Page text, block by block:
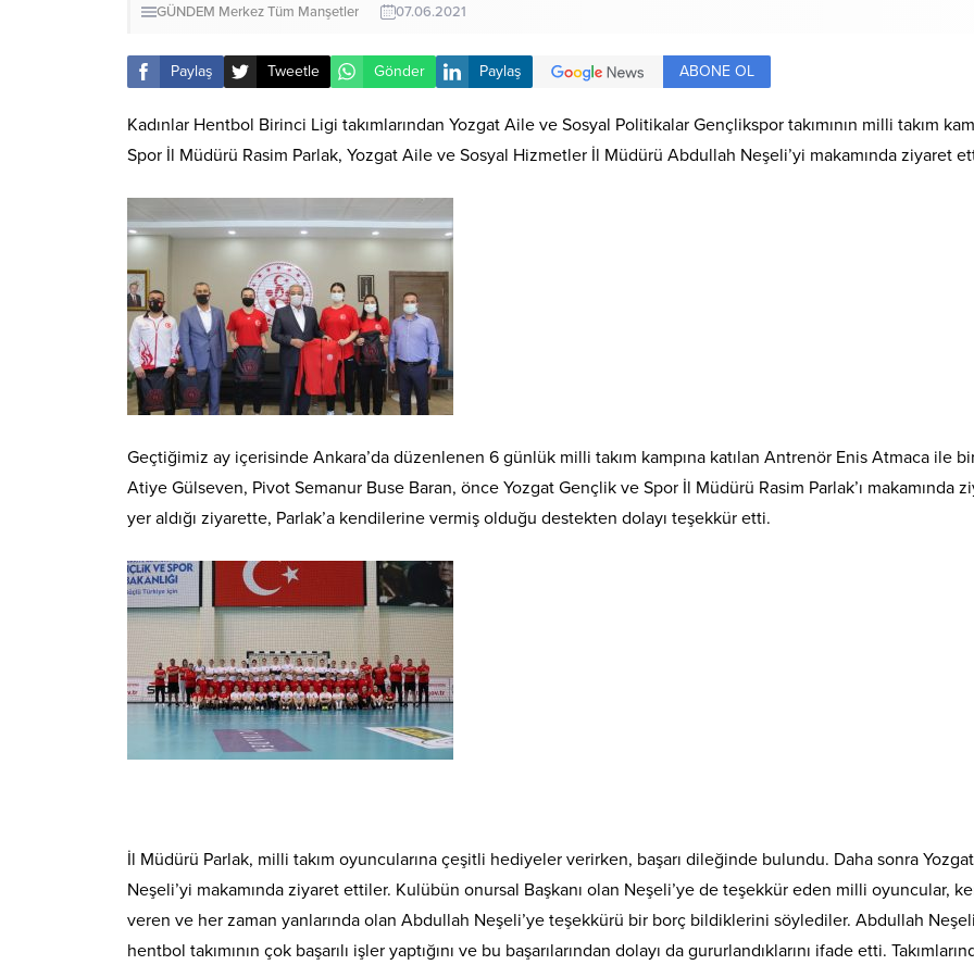
GÜNDEM MerkezTüm Manşetler 07.06.2021
Paylaş Tweetle Gönder Paylaş ABONE OL
Kadınlar Hentbol Birinci Ligi takımlarından Yozgat Aile ve Sosyal Politikalar Gençlikspor takımının milli takım
Spor İl Müdürü Rasim Parlak, Yozgat Aile ve Sosyal Hizmetler İl Müdürü Abdullah Neşeli’yi makamında ziyaret
Geçtiğimiz ay içerisinde Ankara’da düzenlenen 6 günlük milli takım kampına katılan Antrenör Enis Atmaca ile
Atiye Gülseven, Pivot Semanur Buse Baran, önce Yozgat Gençlik ve Spor İl Müdürü Rasim Parlak’ı makamında
yer aldığı ziyarette, Parlak’a kendilerine vermiş olduğu destekten dolayı teşekkür etti.
İl Müdürü Parlak, milli takım oyuncularına çeşitli hediyeler verirken, başarı dileğinde bulundu. Daha sonra
Neşeli’yi makamında ziyaret ettiler. Kulübün onursal Başkanı olan Neşeli’ye de teşekkür eden milli oyuncular,
veren ve her zaman yanlarında olan Abdullah Neşeli’ye teşekkürü bir borç bildiklerini söylediler. Abdullah
hentbol takımının çok başarılı işler yaptığını ve bu başarılarından dolayı da gururlandıklarını ifade etti.